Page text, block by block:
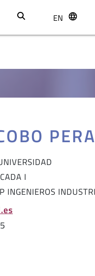
BuscarEN
I
INGENIEROS